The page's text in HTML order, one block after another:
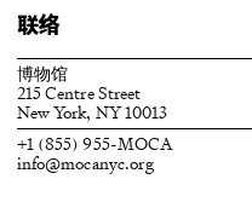
联络
博物馆
215 Centre Street
New York, NY 10013
+1 (855) 955-MOCA
info@mocanyc.org